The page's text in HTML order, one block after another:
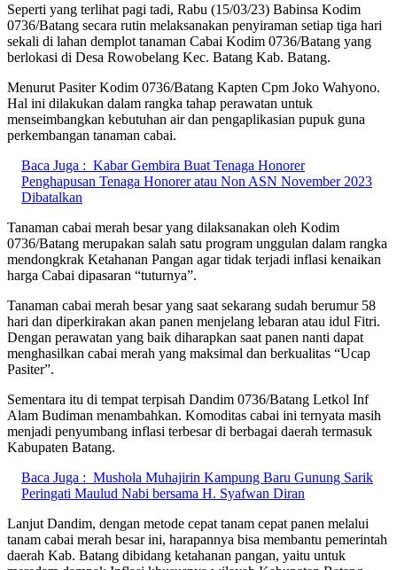
Seperti yang terlihat pagi tadi, Rabu (15/03/23) Babinsa Kodim
0736/Batang secara rutin melaksanakan penyiraman setiap tiga hari
sekali di lahan demplot tanaman Cabai Kodim 0736/Batang yang
berlokasi di Desa Rowobelang Kec. Batang Kab. Batang.
Menurut Pasiter Kodim 0736/Batang Kapten Cpm Joko Wahyono.
Hal ini dilakukan dalam rangka tahap perawatan untuk
menseimbangkan kebutuhan air dan pengaplikasian pupuk guna
perkembangan tanaman cabai.
Baca Juga : Kabar Gembira Buat Tenaga Honorer
Penghapusan Tenaga Honorer atau Non ASN November 2023
Dibatalkan
Tanaman cabai merah besar yang dilaksanakan oleh Kodim
0736/Batang merupakan salah satu program unggulan dalam rangka
mendongkrak Ketahanan Pangan agar tidak terjadi inflasi kenaikan
harga Cabai dipasaran “tuturnya”.
Tanaman cabai merah besar yang saat sekarang sudah berumur 58
hari dan diperkirakan akan panen menjelang lebaran atau idul Fitri.
Dengan perawatan yang baik diharapkan saat panen nanti dapat
menghasilkan cabai merah yang maksimal dan berkualitas “Ucap
Pasiter”.
Sementara itu di tempat terpisah Dandim 0736/Batang Letkol Inf
Alam Budiman menambahkan. Komoditas cabai ini ternyata masih
menjadi penyumbang inflasi terbesar di berbagai daerah termasuk
Kabupaten Batang.
Baca Juga : Mushola Muhajirin Kampung Baru Gunung Sarik
Peringati Maulud Nabi bersama H. Syafwan Diran
Lanjut Dandim, dengan metode cepat tanam cepat panen melalui
tanam cabai merah besar ini, harapannya bisa membantu pemerintah
daerah Kab. Batang dibidang ketahanan pangan, yaitu untuk